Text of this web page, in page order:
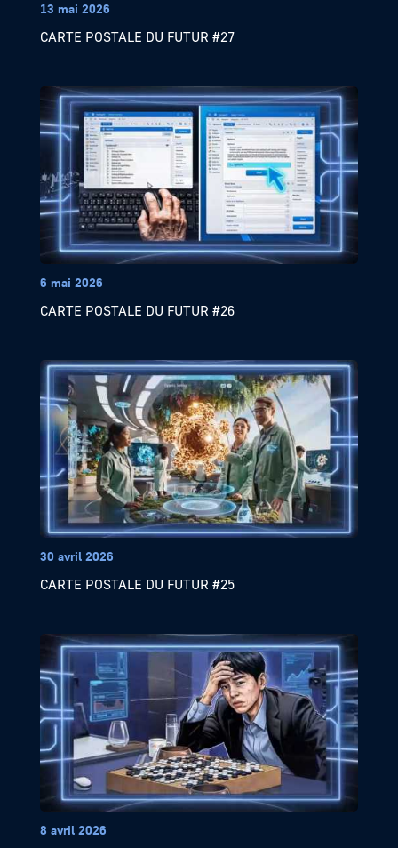
13 mai 2026
CARTE POSTALE DU FUTUR #27
6 mai 2026
CARTE POSTALE DU FUTUR #26
30 avril 2026
CARTE POSTALE DU FUTUR #25
8 avril 2026